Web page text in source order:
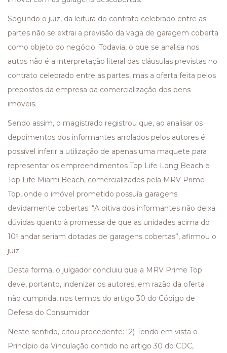
Segundo o juiz, da leitura do contrato celebrado entre as
partes não se extrai a previsão da vaga de garagem coberta
como objeto do negócio. Todavia, o que se analisa nos
autos não é a interpretação literal das cláusulas previstas no
contrato celebrado entre as partes, mas a oferta feita pelos
prepostos da empresa da comercialização dos bens
imóveis.
Sendo assim, o magistrado registrou que, ao analisar os
depoimentos dos informantes arrolados pelos autores é
possível inferir a utilização de apenas uma maquete para
representar os empreendimentos Top Life Long Beach e
Top Life Miami Beach, comercializados pela MRV Prime
Top, onde o imóvel prometido possuía garagens
devidamente cobertas: “A oitiva dos informantes não deixa
dúvidas quanto à promessa de que as unidades acima do
10º andar seriam dotadas de garagens cobertas”, afirmou o
juiz
Desta forma, o julgador concluiu que a MRV Prime Top
deve, portanto, indenizar os autores, em razão da oferta
não cumprida, nos termos do artigo 30 do Código de
Defesa do Consumidor.
Neste sentido, citou precedente: “2) Tendo em vista o
Princípio da Vinculação contido no artigo 30 do CDC,